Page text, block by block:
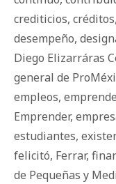
crediticios, créditos,
desempeño,
Diego Elizarráras
general de
empleos, emprende
Emprender,
estudiantes,
felicitó, Ferrar,
de Pequeñas y